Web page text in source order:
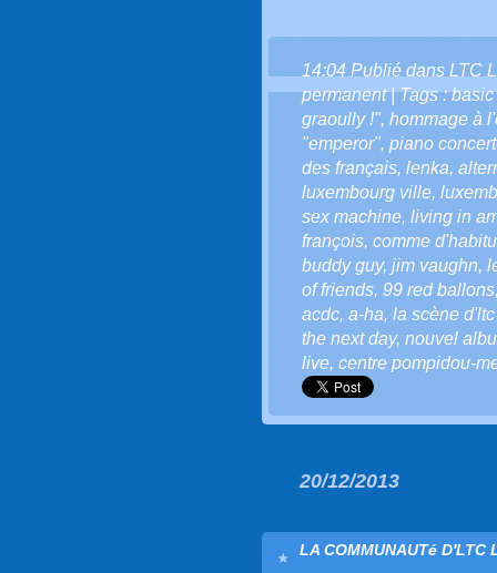
14:04 Publié dans LTC
permanent| Tags :basic
graoully !", hommage à
"emperor", piano
des français, lenka,
luxembourg ville,
sex machine, living in
françois, comme
buddy guy, jim vaughn,
of friends, 99 red ballons
acdc, a-ha, la scène
the next day, nouvel
live, centre pompidou-
20/12/2013
LA COMMUNAUTé D'LTC